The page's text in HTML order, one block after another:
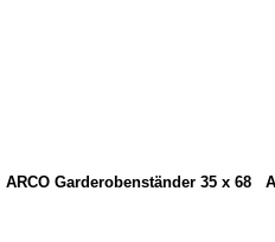
ARCO Garderobenständer 35 x 68